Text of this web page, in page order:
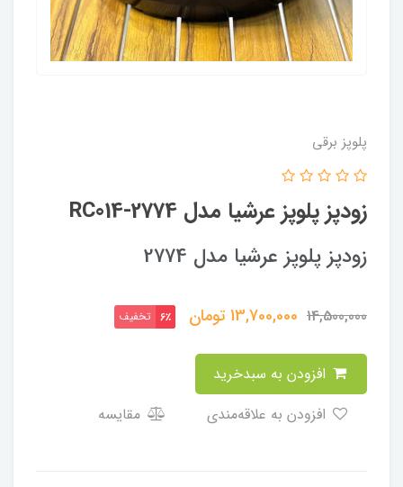
پلوپز برقی
زودپز پلوپز عرشیا مدل RC014-2774
زودپز پلوپز عرشیا مدل 2774
14,500,000
13,700,000تومان 6٪ تخفیف
مقایسه